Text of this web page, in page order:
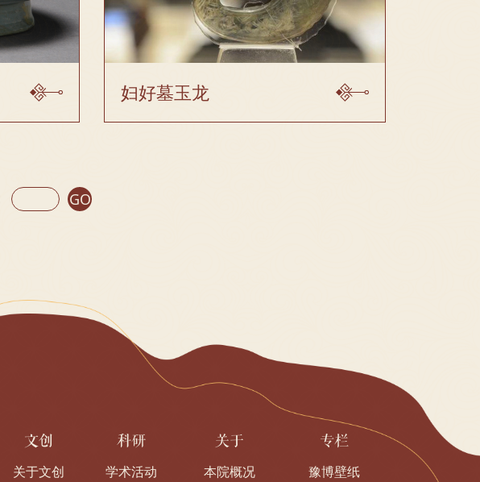
妇好墓玉龙
GO
文创
关于文创
科研
学术活动
关于
本院概况
专栏
豫博壁纸